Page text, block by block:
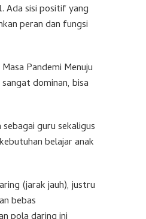
Ada sisi positif yang
peran dan fungsi
Pandemi Menuju
dominan, bisa
guru sekaligus
belajar anak
(jarak jauh), justru
bebas